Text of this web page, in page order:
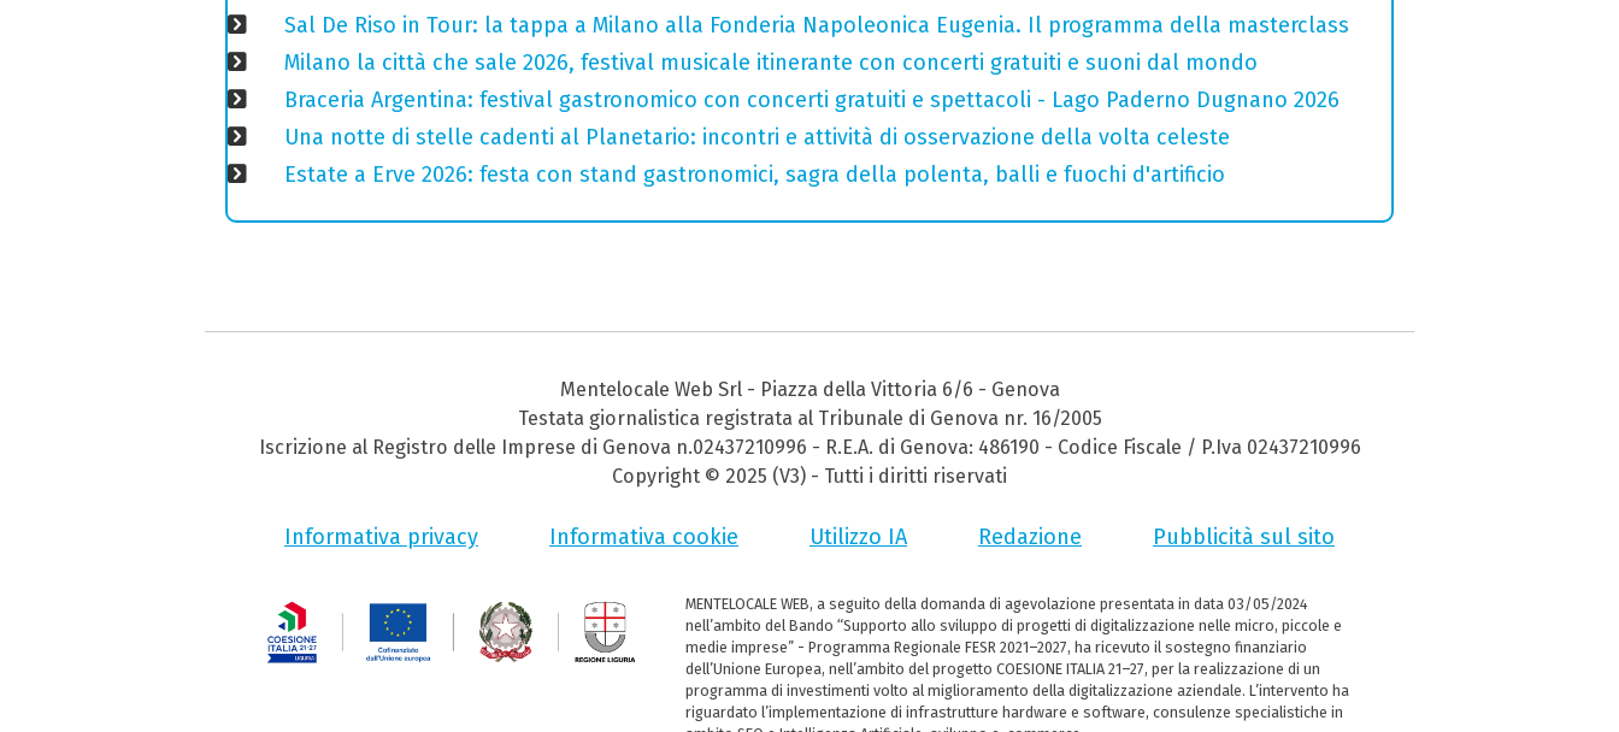
Sal De Riso in Tour: la tappa a Milano alla Fonderia Napoleonica Eugenia. Il programma della masterclass
Milano la città che sale 2026, festival musicale itinerante con concerti gratuiti e suoni dal mondo
Braceria Argentina: festival gastronomico con concerti gratuiti e spettacoli - Lago Paderno Dugnano 2026
Una notte di stelle cadenti al Planetario: incontri e attività di osservazione della volta celeste
Estate a Erve 2026: festa con stand gastronomici, sagra della polenta, balli e fuochi d'artificio
Mentelocale Web Srl - Piazza della Vittoria 6/6 - Genova
Testata giornalistica registrata al Tribunale di Genova nr. 16/2005
Iscrizione al Registro delle Imprese di Genova n.02437210996 - R.E.A. di Genova: 486190 - Codice Fiscale / P.Iva 02437210996
Copyright © 2025 (V3) - Tutti i diritti riservati
Informativa privacy Informativa cookie Utilizzo IA Redazione Pubblicità sul sito
MENTELOCALE WEB, a seguito della domanda di agevolazione presentata in data 03/05/2024
nell’ambito del Bando “Supporto allo sviluppo di progetti di digitalizzazione nelle micro, piccole e
medie imprese” - Programma Regionale FESR 2021–2027, ha ricevuto il sostegno finanziario
dell’Unione Europea, nell’ambito del progetto COESIONE ITALIA 21–27, per la realizzazione di un
programma di investimenti volto al miglioramento della digitalizzazione aziendale. L’intervento ha
riguardato l’implementazione di infrastrutture hardware e software, consulenze specialistiche in